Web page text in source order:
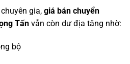
gia, giá bán chuyển
Tấn vẫn còn dư địa tăng nhờ:
bộ